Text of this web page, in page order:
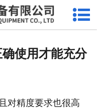
网站首页
使用才能充分
对精度要求也很高